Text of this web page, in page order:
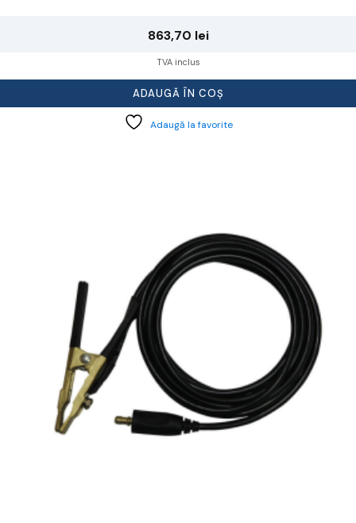
863,70 lei
TVA inclus
ADAUGĂ ÎN COȘ
Adaugă la favorite